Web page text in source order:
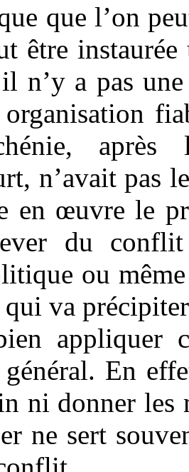
que l’on
être
n’y a pas
n’avait pas
en œuvre le
du
ou
va
appliquer
En
ni donner les
ne sert